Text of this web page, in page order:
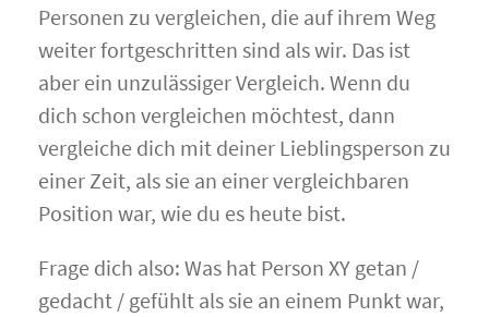
Personen zu vergleichen, die auf ihrem Weg
weiter fortgeschritten sind als wir. Das ist
aber ein unzulässiger Vergleich. Wenn du
dich schon vergleichen möchtest, dann
vergleiche dich mit deiner Lieblingsperson zu
einer Zeit, als sie an einer vergleichbaren
Position war, wie du es heute bist.
Frage dich also: Was hat Person XY getan /
gedacht / gefühlt als sie an einem Punkt war,